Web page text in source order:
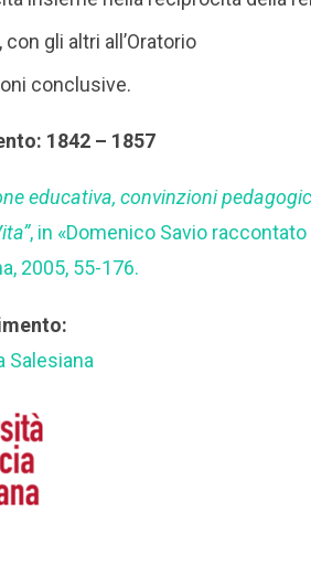
gli altri all’Oratorio
conclusive.
1842 – 1857
educativa, convinzioni
, in «Domenico Savio
2005, 55-176.
Salesiana